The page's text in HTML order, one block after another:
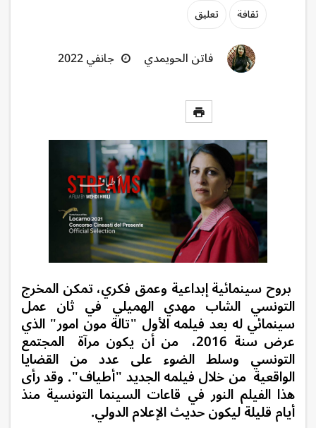
ثقافة تعليق
فاتن الحويمدي جانفي 2022
بروح سينمائية إبداعية وعمق فكري، تمكن المخرج
التونسي الشاب مهدي الهميلي في ثان عمل
سينمائي له بعد فيلمه الأول "تالة مون امور" الذي
عرض سنة 2016، من أن يكون مرآة المجتمع
التونسي وسلط الضوء على عدد من القضايا
الواقعية من خلال فيلمه الجديد "أطياف". وقد رأى
هذا الفيلم النور في قاعات السينما التونسية منذ
أيام قليلة ليكون حديث الإعلام الدولي.